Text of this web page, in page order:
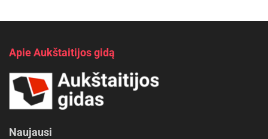
Apie Aukštaitijos gidą
Naujausi